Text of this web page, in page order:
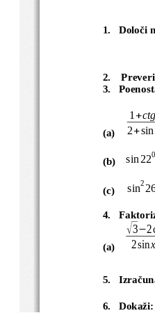
1. Določi
2.
3.
(a)
1 +ctg
2+sin
(b) sin 220
(c) sin2
4.
(a)
√3−2
2sin
5.
6. Dokaži: